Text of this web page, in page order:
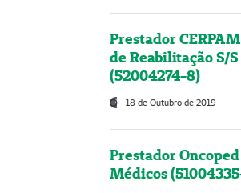
Prestador
de Reabilitação S/
(52004274-8)
18 de Outubro de 2019
Prestador
Médicos